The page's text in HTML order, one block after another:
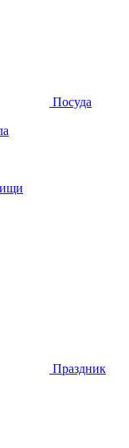
Посуда
Праздник